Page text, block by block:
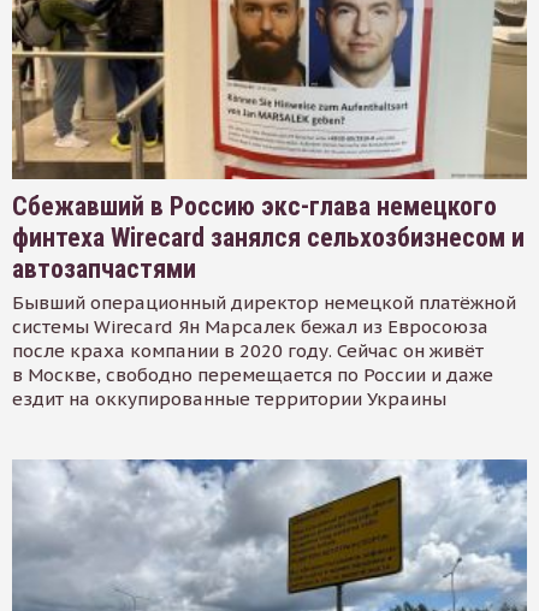
Сбежавший в Россию экс-глава немецкого
финтеха Wirecard занялся сельхозбизнесом и
автозапчастями
Бывший операционный директор немецкой платёжной
системы Wirecard Ян Марсалек бежал из Евросоюза
после краха компании в 2020 году. Сейчас он живёт
в Москве, свободно перемещается по России и даже
ездит на оккупированные территории Украины